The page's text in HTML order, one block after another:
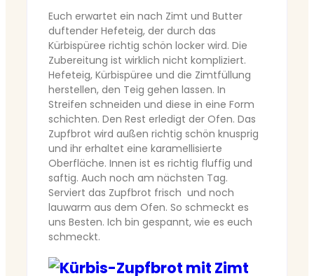
Euch erwartet ein nach Zimt und Butter
duftender Hefeteig, der durch das
Kürbispüree richtig schön locker wird. Die
Zubereitung ist wirklich nicht kompliziert.
Hefeteig, Kürbispüree und die Zimtfüllung
herstellen, den Teig gehen lassen. In
Streifen schneiden und diese in eine Form
schichten. Den Rest erledigt der Ofen. Das
Zupfbrot wird außen richtig schön knusprig
und ihr erhaltet eine karamellisierte
Oberfläche. Innen ist es richtig fluffig und
saftig. Auch noch am nächsten Tag.
Serviert das Zupfbrot frisch und noch
lauwarm aus dem Ofen. So schmeckt es
uns Besten. Ich bin gespannt, wie es euch
schmeckt.